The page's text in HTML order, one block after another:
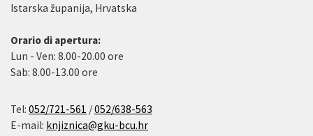
Istarska županija, Hrvatska
Orario di apertura:
Lun - Ven: 8.00-20.00 ore
Sab: 8.00-13.00 ore
Tel: 052/721-561 /052/638-563
E-mail: knjiznica@gku-bcu.hr